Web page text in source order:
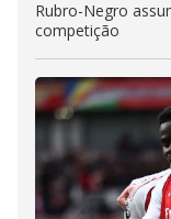
Rubro-Negro
competição